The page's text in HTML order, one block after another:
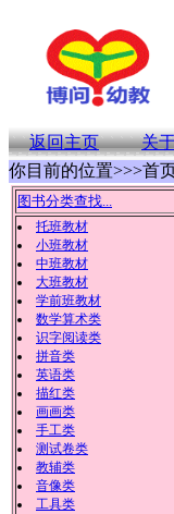
返回主页 关
你目前的位置>>>首
图书分类查找...
托班教材
小班教材
中班教材
大班教材
学前班教材
数学算术类
识字阅读类
拼音类
英语类
描红类
画画类
手工类
测试卷类
教辅类
音像类
工具类